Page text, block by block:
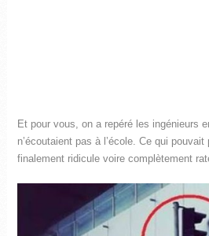
Et pour vous, on a repéré les ingénieurs
n’écoutaient pas à l’école. Ce qui
finalement ridicule voire complètement